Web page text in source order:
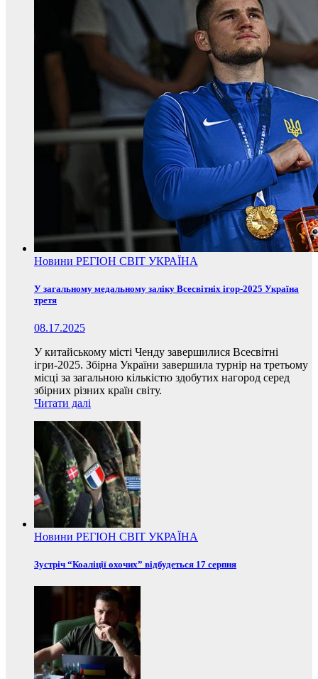
Новини РЕГІОН СВІТ УКРАЇНА
У загальному медальному заліку Всесвітніх ігор-2025 Україна
третя
08.17.2025
У китайському місті Ченду завершилися Всесвітні
ігри-2025. Збірна України завершила турнір на третьому
місці за загальною кількістю здобутих нагород серед
збірних різних країн світу.
Читати далі
Новини РЕГІОН СВІТ УКРАЇНА
Зустріч “Коаліції охочих” відбудеться 17 серпня